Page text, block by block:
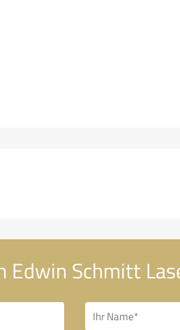
Edwin Schmitt